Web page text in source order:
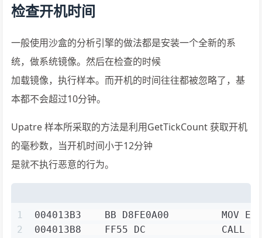
检查开机时间
一般使用沙盒的分析引擎的做法都是安装一个全新的系
统，做系统镜像。然后在检查的时候
加载镜像，执行样本。而开机的时间往往都被忽略了，基
本都不会超过10分钟。
Upatre 样本所采取的方法是利用GetTickCount 获取开机
的毫秒数，当开机时间小于12分钟
是就不执行恶意的行为。
1
2
004013B3    BB D8FE0A00         MOV
004013B8    FF55 DC             CALL